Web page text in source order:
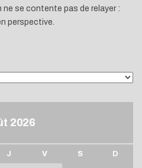
se contente pas de relayer :
perspective.
2026
J V S D